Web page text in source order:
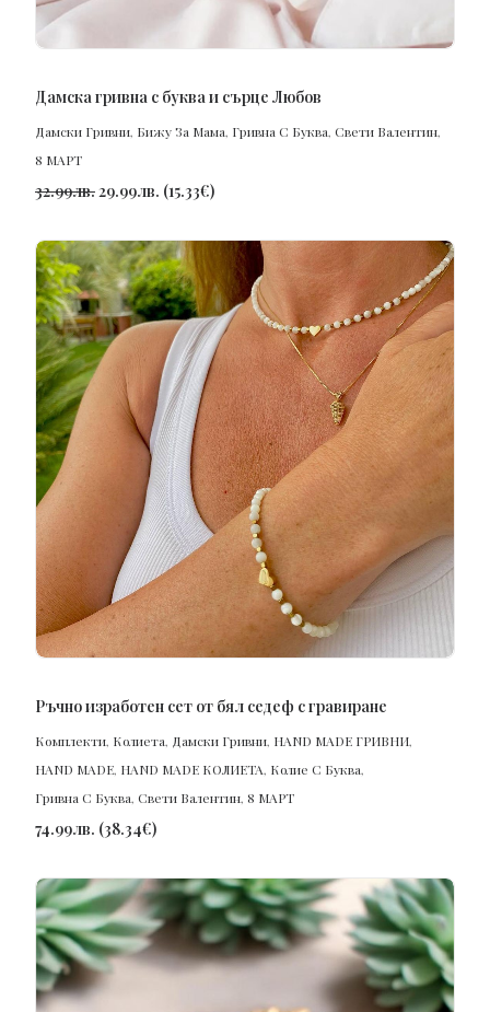
ПОРЪЧАЙ
Дамска гривна с буква и сърце Любов
Дамски Гривни, Бижу За Мама, Гривна С Буква, Свети Валентин,
8 МАРТ
32.99лв.29.99лв. (15.33€)
ПОРЪЧАЙ
Ръчно изработен сет от бял седеф с гравиране
Комплекти, Колиета, Дамски Гривни, HAND MADE ГРИВНИ,
HAND MADE, HAND MADE КОЛИЕТА, Колие С Буква,
Гривна С Буква, Свети Валентин, 8 МАРТ
74.99лв. (38.34€)